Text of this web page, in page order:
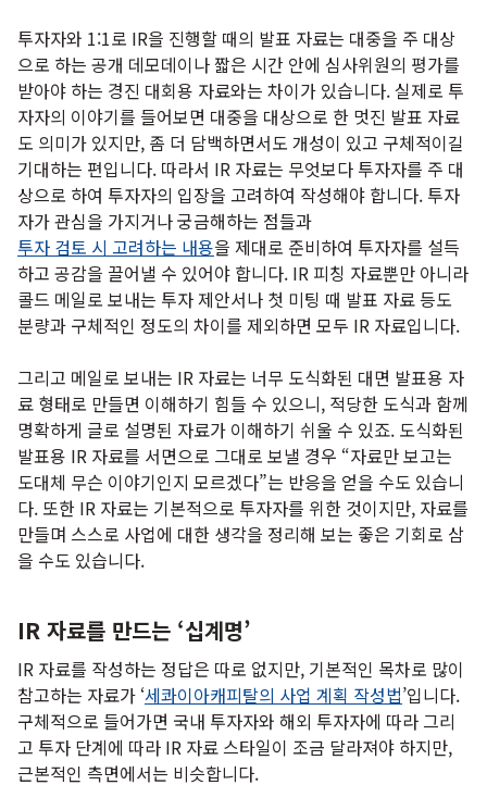
투자자와 1:1로 IR을 진행할 때의 발표 자료는 대중을 주 대상
으로 하는 공개 데모데이나 짧은 시간 안에 심사위원의 평가를
받아야 하는 경진 대회용 자료와는 차이가 있습니다. 실제로 투
자자의 이야기를 들어보면 대중을 대상으로 한 멋진 발표 자료
도 의미가 있지만, 좀 더 담백하면서도 개성이 있고 구체적이길
기대하는 편입니다. 따라서 IR 자료는 무엇보다 투자자를 주 대
상으로 하여 투자자의 입장을 고려하여 작성해야 합니다. 투자
자가 관심을 가지거나 궁금해하는 점들과
투자 검토 시 고려하는 내용을 제대로 준비하여 투자자를 설득
하고 공감을 끌어낼 수 있어야 합니다. IR 피칭 자료뿐만 아니라
콜드 메일로 보내는 투자 제안서나 첫 미팅 때 발표 자료 등도
분량과 구체적인 정도의 차이를 제외하면 모두 IR 자료입니다.
그리고 메일로 보내는 IR 자료는 너무 도식화된 대면 발표용 자
료 형태로 만들면 이해하기 힘들 수 있으니, 적당한 도식과 함께
명확하게 글로 설명된 자료가 이해하기 쉬울 수 있죠. 도식화된
발표용 IR 자료를 서면으로 그대로 보낼 경우 “자료만 보고는
도대체 무슨 이야기인지 모르겠다”는 반응을 얻을 수도 있습니
다. 또한 IR 자료는 기본적으로 투자자를 위한 것이지만, 자료를
만들며 스스로 사업에 대한 생각을 정리해 보는 좋은 기회로 삼
을 수도 있습니다.
IR 자료를 만드는 ‘십계명’
IR 자료를 작성하는 정답은 따로 없지만, 기본적인 목차로 많이
참고하는 자료가 ‘세콰이아캐피탈의 사업 계획 작성법’입니다.
구체적으로 들어가면 국내 투자자와 해외 투자자에 따라 그리
고 투자 단계에 따라 IR 자료 스타일이 조금 달라져야 하지만,
근본적인 측면에서는 비슷합니다.